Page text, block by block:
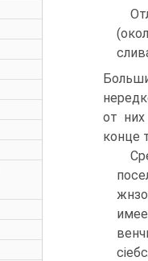
от
конце